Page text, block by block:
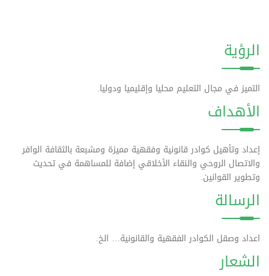
الرؤية
التميز في مجال التعليم محليا وإقليميا ودوليا.
الأهداف
إعداد وتأهيل كوادر قانونية وفقهية مميزة ومشبعة بالثقافة الوافر
والاتصال الروحي والنقاء الأخلاقي إضافة للمساهمة في تحديث
وتطوير القوانين.
الرسالة
اعداد وصقل الكوادر الفقهية والقانونية… الخ.
الشعار